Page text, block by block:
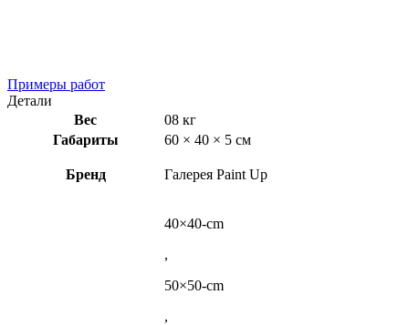
Примеры работ
Детали
Вес
08 кг
Габариты
60 × 40 × 5 см
Бренд Галерея Paint Up
40×40-cm
,
50×50-cm
,